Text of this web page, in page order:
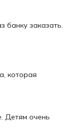
банку заказать.
которая
Детям очень